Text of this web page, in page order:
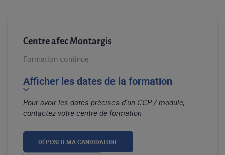
Centre afec Montargis
Formation continue
Afficher les dates de la formation
Pour avoir les dates précises d'un CCP / module,
contactez votre centre de formation
DÉPOSER MA CANDIDATURE